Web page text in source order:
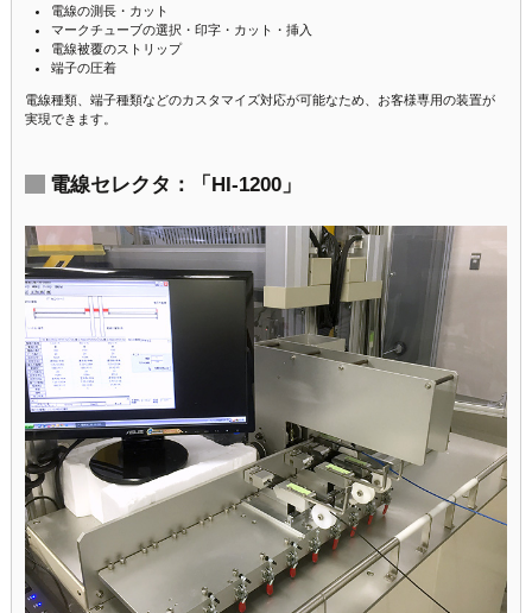
電線の測長・カット
マークチューブの選択・印字・カット・挿入
電線被覆のストリップ
端子の圧着
電線種類、端子種類などのカスタマイズ対応が可能なため、お客様専用の装置が
実現できます。
電線セレクタ：「HI-1200」